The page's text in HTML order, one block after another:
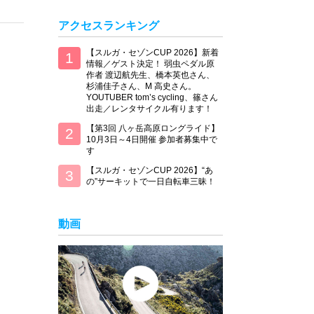
アクセスランキング
【スルガ・セゾンCUP 2026】新着
情報／ゲスト決定！ 弱虫ペダル原
作者 渡辺航先生、橋本英也さん、
杉浦佳子さん、M 高史さん。
YOUTUBER tom’s cycling、篠さん
出走／レンタサイクル有ります！
【第3回 八ヶ岳高原ロングライド】
10月3日～4日開催 参加者募集中で
す
【スルガ・セゾンCUP 2026】“あ
の”サーキットで一日自転車三昧！
動画